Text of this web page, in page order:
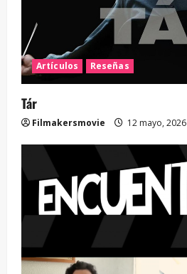
Artículos Reseñas
Tár
Filmakersmovie 12 mayo, 2026